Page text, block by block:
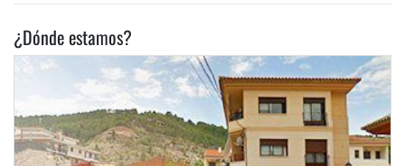
¿Dónde estamos?